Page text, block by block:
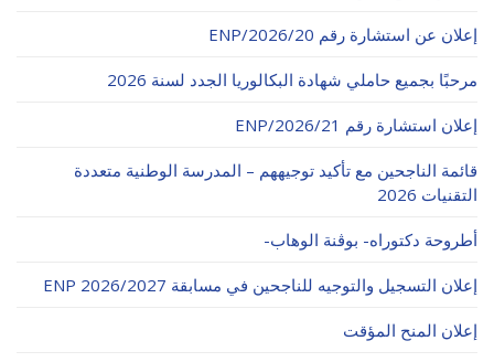
ميثاق الأداب والأخلاقيات الجامعية
إعلان عن استشارة رقم 20/ENP/2026
مرحبًا بجميع حاملي شهادة البكالوريا الجدد لسنة 2026
إعلان استشارة رقم 21/ENP/2026
قائمة الناجحين مع تأكيد توجيههم – المدرسة الوطنية متعددة
التقنيات 2026
أطروحة دكتوراه- بوڨنة الوهاب-
إعلان التسجيل والتوجيه للناجحين في مسابقة ENP 2026/2027
إعلان المنح المؤقت